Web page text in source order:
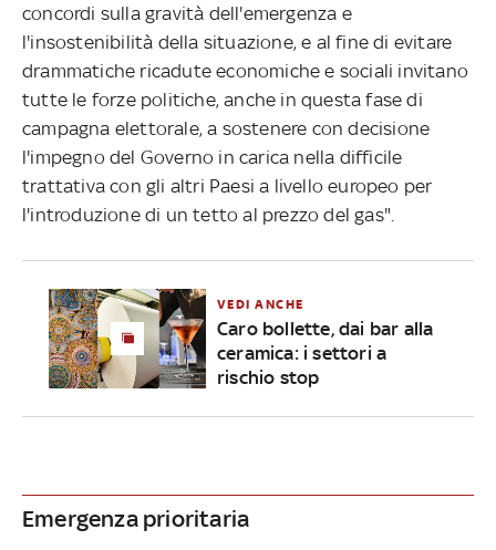
concordi sulla gravità dell'emergenza e
l'insostenibilità della situazione, e al fine di evitare
drammatiche ricadute economiche e sociali invitano
tutte le forze politiche, anche in questa fase di
campagna elettorale, a sostenere con decisione
l'impegno del Governo in carica nella difficile
trattativa con gli altri Paesi a livello europeo per
l'introduzione di un tetto al prezzo del gas".
VEDI ANCHE
Caro bollette, dai bar alla
ceramica: i settori a
rischio stop
Emergenza prioritaria